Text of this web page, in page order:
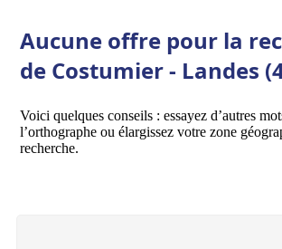
Aucune offre pour la
de Costumier - Landes
Voici quelques conseils : essayez d’autres
l’orthographe ou élargissez votre zone
recherche.